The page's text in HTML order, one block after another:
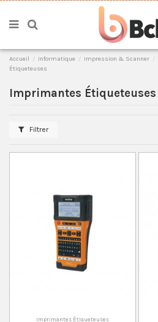
Accueil Informatique Impression & Scanner
Étiqueteuses
Imprimantes Étiqueteuses
Filtrer
Imprimantes Étiqueteuses